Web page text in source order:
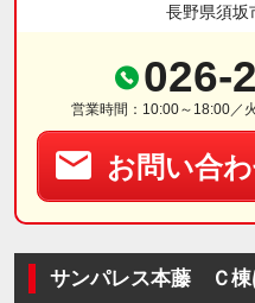
長野県須坂
026-
営業時間：10:00～18:00／
お問い合
サンパレス本藤 Ｃ棟